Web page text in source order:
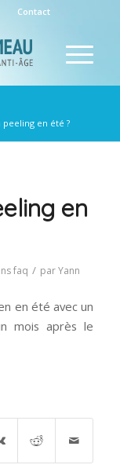
Contact
en été ?
en
faq / parYann
en été avec un
mois après le